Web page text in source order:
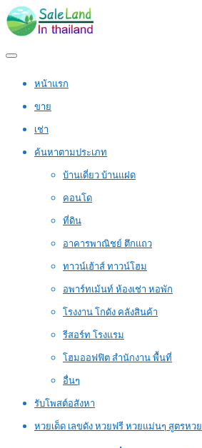
หน้าแรก
ขาย
เช่า
ค้นหาตามประเภท
บ้านเดี่ยว บ้านแฝด
คอนโด
ที่ดิน
อาคารพาณิชย์ ตึกแถว
ทาวน์เฮ้าส์ ทาวน์โฮม
อพาร์ทเม้นท์ ห้องเช่า หอพัก
โรงงาน โกดัง คลังสินค้า
รีสอร์ท โรงแรม
โฮมออฟฟิต สำนักงาน พื้นที่
อื่นๆ
รับโพสต์อสังหา
หวยเด็ด เลขดัง หวยฟรี หวยแม่นๆ สูตรหวย